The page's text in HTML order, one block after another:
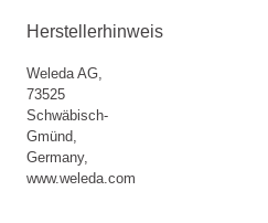
Herstellerhinweis
Weleda AG,
73525
Schwäbisch-
Gmünd,
Germany,
www.weleda.com